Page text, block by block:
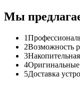
Мы
1
2Возможность
3
4Оригинальные
5Доставка